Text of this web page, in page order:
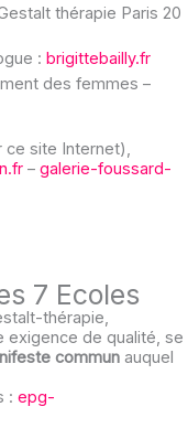
thérapie Paris 20
: brigittebailly.fr
des femmes –
ce site Internet),
– galerie-foussard-
7 Ecoles
thérapie,
exigence de qualité, se
commun auquel
: epg-